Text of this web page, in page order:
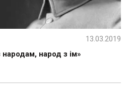
народ з ім»
13.03.2019